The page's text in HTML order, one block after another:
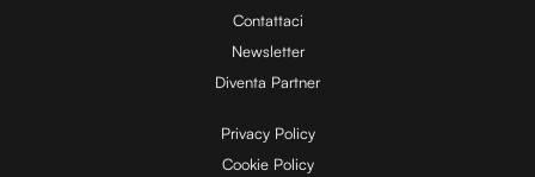
d
e
Contattaci
Newsletter
Diventa Partner
Privacy Policy
Cookie Policy